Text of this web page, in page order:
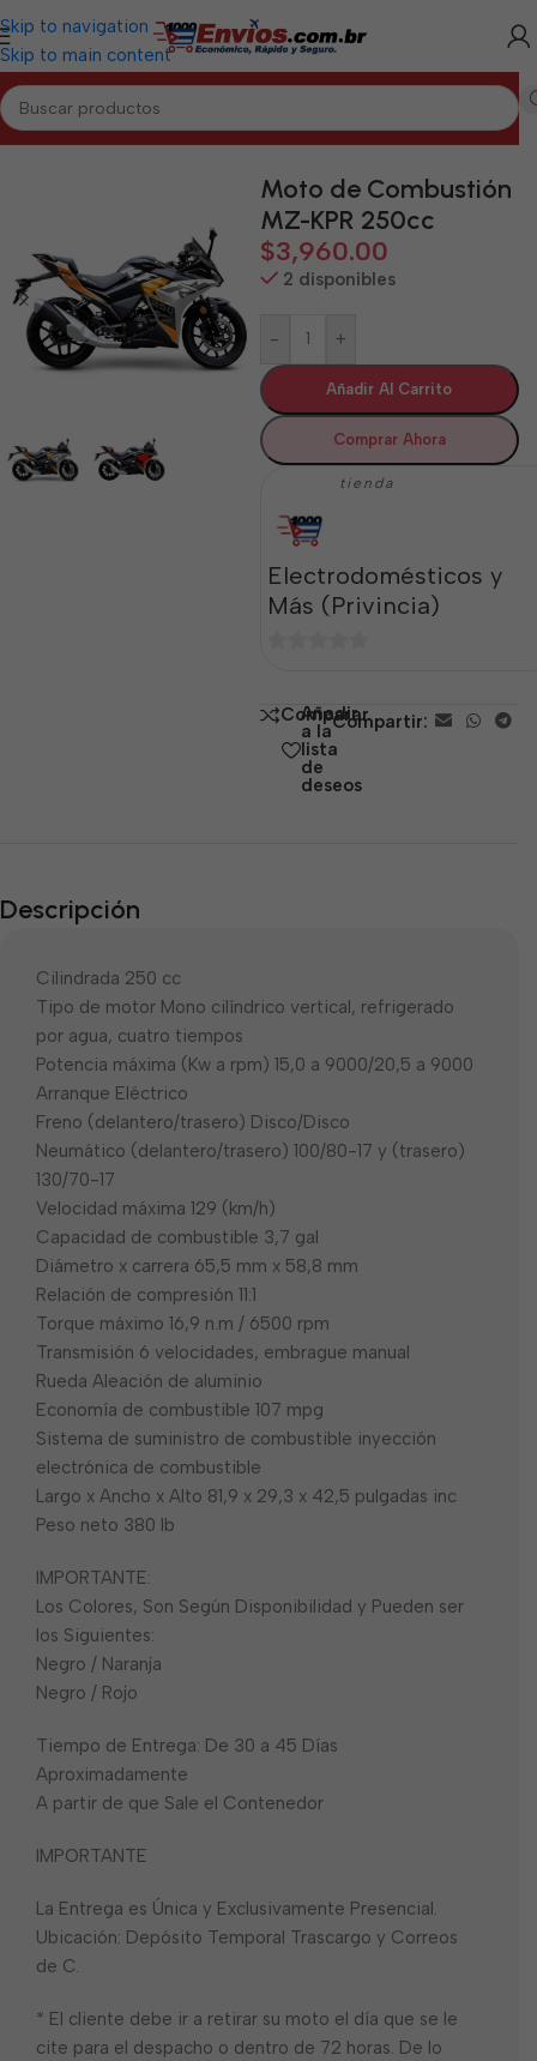
Skip to navigation
Skip to main content
Inicio/HOLGUÍN/Motos de Combustión Holguín
Moto de Combustión
MZ-KPR 250cc
$3,960.00
2 disponibles
- +
Añadir Al Carrito
Comprar Ahora
tienda
Electrodomésticos y
Más (Privincia)
5 Comparar
Añadir
a la
lista
de
deseos
Compartir:
Descripción
Cilindrada 250 cc
Tipo de motor Mono cilíndrico vertical, refrigerado
por agua, cuatro tiempos
Potencia máxima (Kw a rpm) 15,0 a 9000/20,5 a 9000
Arranque Eléctrico
Freno (delantero/trasero) Disco/Disco
Neumático (delantero/trasero) 100/80-17 y (trasero)
130/70-17
Velocidad máxima 129 (km/h)
Capacidad de combustible 3,7 gal
Diámetro x carrera 65,5 mm x 58,8 mm
Relación de compresión 11:1
Torque máximo 16,9 n.m / 6500 rpm
Transmisión 6 velocidades, embrague manual
Rueda Aleación de aluminio
Economía de combustible 107 mpg
Sistema de suministro de combustible inyección
electrónica de combustible
Largo x Ancho x Alto 81,9 x 29,3 x 42,5 pulgadas inc
Peso neto 380 lb
IMPORTANTE:
Los Colores, Son Según Disponibilidad y Pueden ser
los Siguientes:
Negro / Naranja
Negro / Rojo
Tiempo de Entrega: De 30 a 45 Días
Aproximadamente
A partir de que Sale el Contenedor
IMPORTANTE
La Entrega es Única y Exclusivamente Presencial.
Ubicación: Depósito Temporal Trascargo y Correos
de C.
* El cliente debe ir a retirar su moto el día que se le
cite para el despacho o dentro de 72 horas. De lo